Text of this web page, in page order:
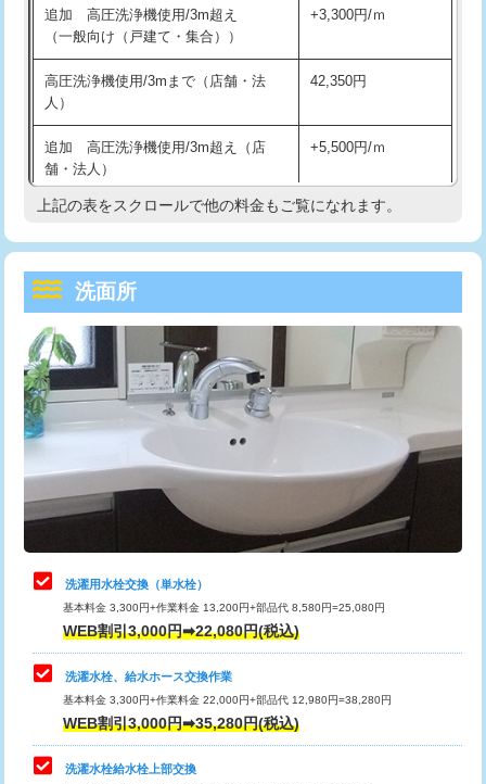
マス交換（深さ50㎝以上） 66,000円
コンクリート斫り（厚さ10㎝まで） 27,500円
コンクリート斫り（厚さ10㎝超え）
モルタル補修（厚さ10㎝まで）
モルタル補修（厚さ10㎝超え） 38,500円
洗面台設置 38,500円
追加人工
廃棄・処分 現場見積
※給水管工事は20mmまでの価格です。
持込商品取付（混合水栓） 16,500円
給水管工事※（ホール加工)
給水管工事※（バンド止め) 3,300円
給水管工事※（支持金具設置) 5,500円
給水管工事※（保温材使用（バンド止
め込み）)
5,500円
給水管工事※（土の掘削・埋め戻し作
業)
11,000円
給水管工事※（塩ビ管（VP・HI）使
用/3ｍまで)
33,000円
給水管工事※（塩ビ管（VP・HI）使
用（追加）/3ｍ超え)
給水管工事※（ライニング鋼管・銅
管・ポリ管・HT管使用/3ｍまで)
44,000円
給水管工事※（ライニング鋼管・銅
管・ポリ管・HT管使用/3ｍ超え)
排水管工事（土の掘削・埋め戻し作
業）
排水管工事（排水管工事/3ｍまで） 55,000円
排水管工事（追加 排水管工事/3ｍ超
え）
追加 高圧洗浄機使用/3m超え
（一般向け（戸建て・集合））
+3,300円/ｍ
高圧洗浄機使用/3mまで（店舗・法
人）
42,350円
追加 高圧洗浄機使用/3m超え（店
舗・法人）
+5,500円/ｍ
高度高圧洗浄換 現地調査
トーラー機使用/3mまで
追加トーラー機使用/3m超え +3,300円
カメラ調査 33,000円
桝清掃
止水・漏水調査・防水処理・清掃・修
理・調整・分解・加工など（軽作業）
11,000円
止水・漏水調査・防水処理・清掃・修
理・調整・分解・加工など（中作業）
22,000円
止水・漏水調査・防水処理・清掃・修
理・調整・分解・加工など（重作業）
33,000円
キッチンタンク脱着
その他部品の脱着
交換・取付（タンク）
上記の表をスクロールで他の料金もご覧になれます。
洗面所
洗濯用水栓交換（単水栓）
基本料金 3,300円+作業料金 13,200円+部品代 8,580円=25,080円
WEB割引3,000円➡22,080円(税込)
洗濯水栓、給水ホース交換作業
基本料金 3,300円+作業料金 22,000円+部品代 12,980円=38,280円
WEB割引3,000円➡35,280円(税込)
洗濯水栓給水栓上部交換